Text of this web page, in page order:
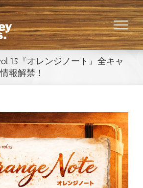
『オレンジノート』全キャ
報解禁！